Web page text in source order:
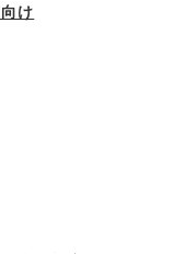
け